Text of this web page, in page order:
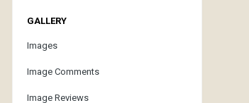
GALLERY
Images
Image Comments
Image Reviews